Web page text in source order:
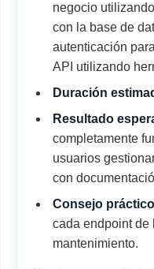
negocio
con la base de
autenticación
API utilizando
Duración
Resultado
completamente
usuarios
con
Consejo
cada endpoint de
mantenimiento.